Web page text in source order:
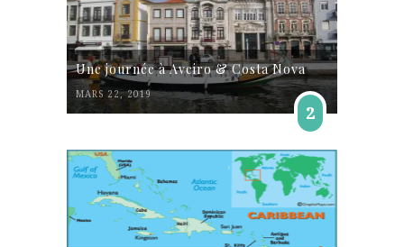
Une journée à Aveiro & Costa Nova
MARS 22, 2019
2